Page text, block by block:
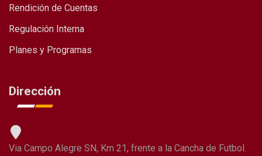
Rendición de Cuentas
Regulación Interna
Planes y Programas
Dirección
Via Campo Alegre SN, Km 21, frente a la Cancha de Futbol.